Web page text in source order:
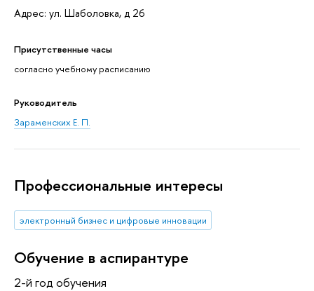
Адрес: ул. Шаболовка, д 26
Присутственные часы
согласно учебному расписанию
Руководитель
Зараменских Е. П.
Профессиональные интересы
электронный бизнес и цифровые инновации
Обучение в аспирантуре
2-й год обучения